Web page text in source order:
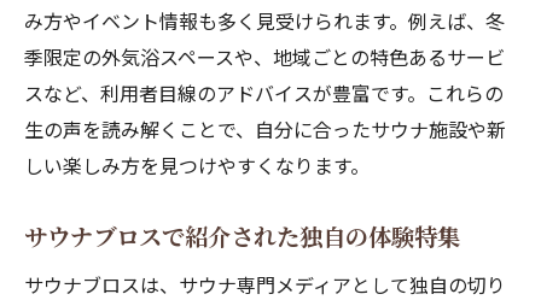
み方やイベント情報も多く見受けられます。例えば、冬
季限定の外気浴スペースや、地域ごとの特色あるサービ
スなど、利用者目線のアドバイスが豊富です。これらの
生の声を読み解くことで、自分に合ったサウナ施設や新
しい楽しみ方を見つけやすくなります。
サウナブロスで紹介された独自の体験特集
サウナブロスは、サウナ専門メディアとして独自の切り